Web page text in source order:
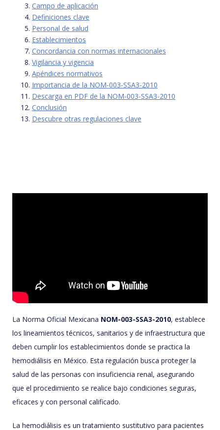
Campo de aplicación
Definiciones clave
Personal de salud
Establecimientos
Concordancia con normas internacionales
Vigilancia y vigencia
Apéndices normativos
Importancia de la NOM-003-SSA3-2010
Descarga en PDF de la NOM-003-SSA3-2010
Conclusión
Descubre otras regulaciones clave
La Norma Oficial Mexicana NOM-003-SSA3-2010, establece
los lineamientos técnicos, sanitarios y de infraestructura que
deben cumplir los establecimientos donde se practica la
hemodiálisis en México. Esta regulación busca proteger la
salud de las personas con insuficiencia renal, asegurando
que el procedimiento se realice bajo condiciones seguras,
eficaces y con personal calificado.
La hemodiálisis es un tratamiento sustitutivo para pacientes